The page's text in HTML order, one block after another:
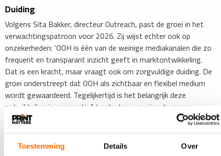
Toestemming Details Over
Duiding
Volgens Sita Bakker, directeur Outreach, past de groei in het
verwachtingspatroon voor 2026. Zij wijst echter ook op
onzekerheden: ‘OOH is één van de weinige mediakanalen die zo
frequent en transparant inzicht geeft in marktontwikkeling.
Dat is een kracht, maar vraagt ook om zorgvuldige duiding. De
groei onderstreept dat OOH als zichtbaar en flexibel medium
wordt gewaardeerd. Tegelijkertijd is het belangrijk deze
ontwikkeling in perspectief te plaatsen, gezien de macro-
economische onzekerheden en de verschillende dynamieken
binnen de markt.’
Bron:Outreach.